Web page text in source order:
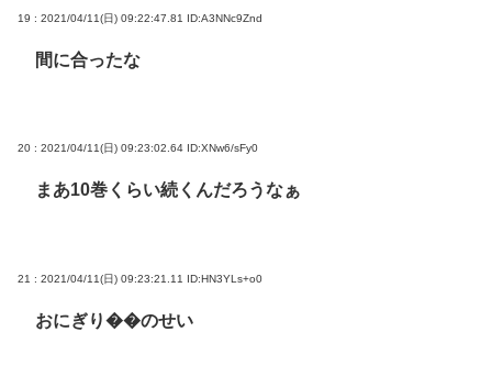
19 : 2021/04/11(日) 09:22:47.81 ID:A3NNc9Znd
間に合ったな
20 : 2021/04/11(日) 09:23:02.64 ID:XNw6/sFy0
まあ10巻くらい続くんだろうなぁ
21 : 2021/04/11(日) 09:23:21.11 ID:HN3YLs+o0
おにぎり��のせい